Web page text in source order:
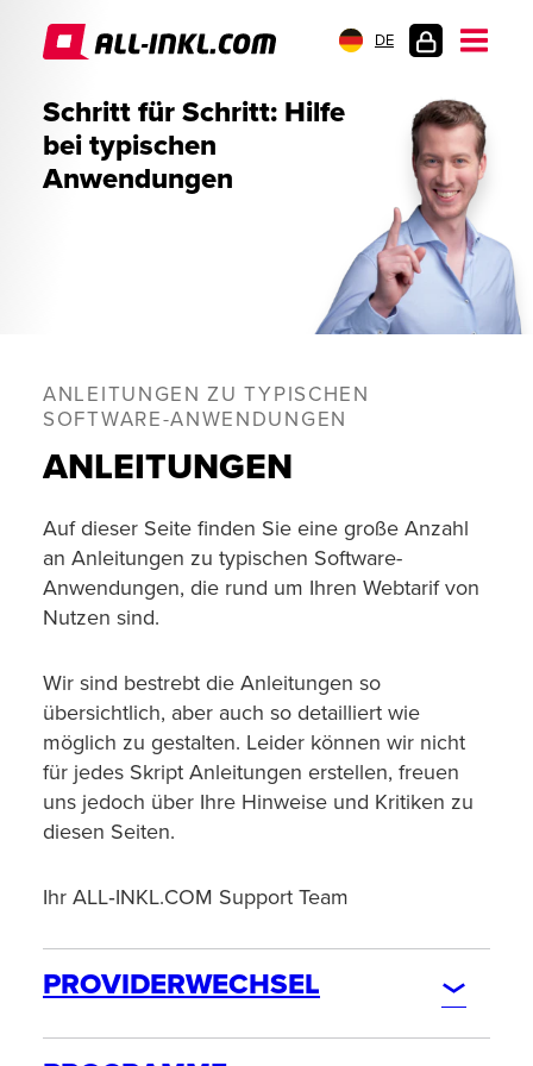
DE
Schritt für Schritt: Hilfe
bei typischen
Anwendungen
ANLEITUNGEN ZU TYPISCHEN
SOFTWARE-ANWENDUNGEN
ANLEITUNGEN
Auf dieser Seite finden Sie eine große Anzahl
an Anleitungen zu typischen Software-
Anwendungen, die rund um Ihren Webtarif von
Nutzen sind.
Wir sind bestrebt die Anleitungen so
übersichtlich, aber auch so detailliert wie
möglich zu gestalten. Leider können wir nicht
für jedes Skript Anleitungen erstellen, freuen
uns jedoch über Ihre Hinweise und Kritiken zu
diesen Seiten.
Ihr ALL‑INKL.COM Support Team
PROVIDERWECHSEL
BESTELLUNG